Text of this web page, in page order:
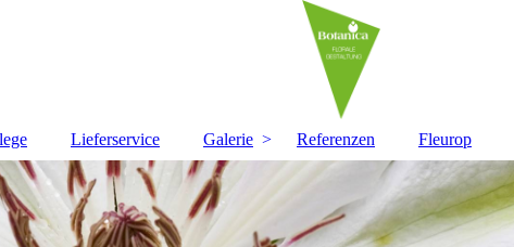
Lieferservice Galerie Referenzen Fleurop